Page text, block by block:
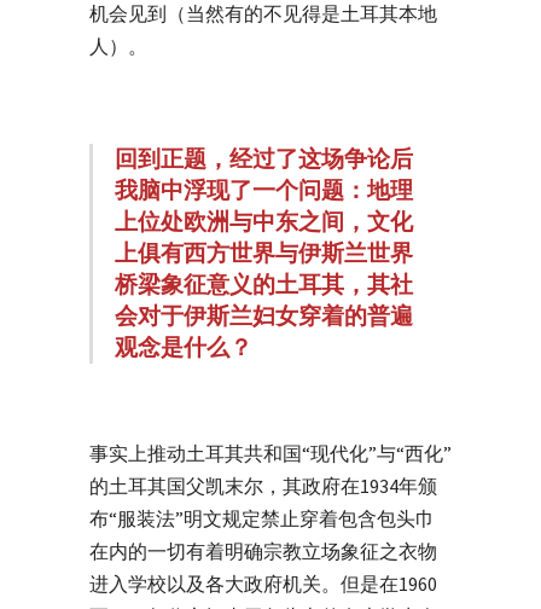
机会见到（当然有的不见得是土耳其本地
人）。
回到正题，经过了这场争论后
我脑中浮现了一个问题：地理
上位处欧洲与中东之间，文化
上俱有西方世界与伊斯兰世界
桥梁象征意义的土耳其，其社
会对于伊斯兰妇女穿着的普遍
观念是什么？
事实上推动土耳其共和国“现代化”与“西化”
的土耳其国父凯末尔，其政府在1934年颁
布“服装法”明文规定禁止穿着包含包头巾
在内的一切有着明确宗教立场象征之衣物
进入学校以及各大政府机关。但是在1960